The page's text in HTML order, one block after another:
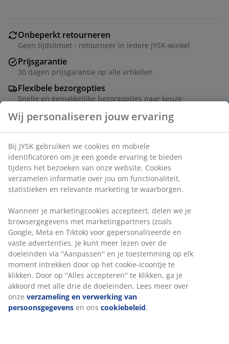
Onbeperkt retourneren
Geen tijdslimiet - retourneer in iedere JYSK-winkel
Prijsgarantie
30 dagen prijsgarantie op alle artikelen
Flexibele bezorgopties
Snelle en gemakkelijke bezorgopties naar keuze
Standenstoel van aluminium en textileen. Traploze
verstelling van rugleuning en voetensteun. Incl. luxe
kussens met een duurzaam, structuurgeweven hoes.
B70 x H107 x D83 cm
Montage-instructies
Specificaties
Beoordelingen
Wij personaliseren jouw ervaring
Bij JYSK gebruiken we cookies en mobiele
identificatoren om je een goede ervaring te bieden
tijdens het bezoeken van onze website. Cookies
verzamelen informatie over jou om functionaliteit,
statistieken en relevante marketing te waarborgen.
Wanneer je marketingcookies accepteert, delen we je
browsergegevens met marketingpartners (zoals
Google, Meta en Tiktok) voor gepersonaliseerde en
vaste advertenties. Je kunt meer lezen over de
doeleinden via ''Aanpassen'' en je toestemming op elk
moment intrekken door op het cookie-icoontje te
klikken. Door op ''Alles accepteren'' te klikken, ga je
akkoord met alle drie de doeleinden. Lees meer over
onze verzameling en verwerking van
persoonsgegevens en ons cookiebeleid.